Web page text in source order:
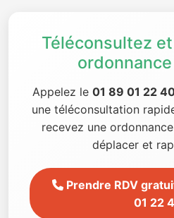
Téléconsultez
Appelez le 01 89 01 22
une téléconsultation
recevez une
déplacer et
Prendre RDV
01 22